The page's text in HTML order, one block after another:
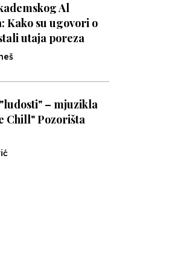
Al
Kako su ugovori o
utaja poreza
– mjuzikla
Chill" Pozorišta